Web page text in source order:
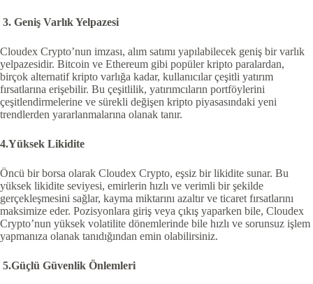
3. Geniş Varlık Yelpazesi
Cloudex Crypto’nun imzası, alım satımı yapılabilecek geniş bir varlık
yelpazesidir. Bitcoin ve Ethereum gibi popüler kripto paralardan,
birçok alternatif kripto varlığa kadar, kullanıcılar çeşitli yatırım
fırsatlarına erişebilir. Bu çeşitlilik, yatırımcıların portföylerini
çeşitlendirmelerine ve sürekli değişen kripto piyasasındaki yeni
trendlerden yararlanmalarına olanak tanır.
4.Yüksek Likidite
Öncü bir borsa olarak Cloudex Crypto, eşsiz bir likidite sunar. Bu
yüksek likidite seviyesi, emirlerin hızlı ve verimli bir şekilde
gerçekleşmesini sağlar, kayma miktarını azaltır ve ticaret fırsatlarını
maksimize eder. Pozisyonlara giriş veya çıkış yaparken bile, Cloudex
Crypto’nun yüksek volatilite dönemlerinde bile hızlı ve sorunsuz işlem
yapmanıza olanak tanıdığından emin olabilirsiniz.
5.Güçlü Güvenlik Önlemleri